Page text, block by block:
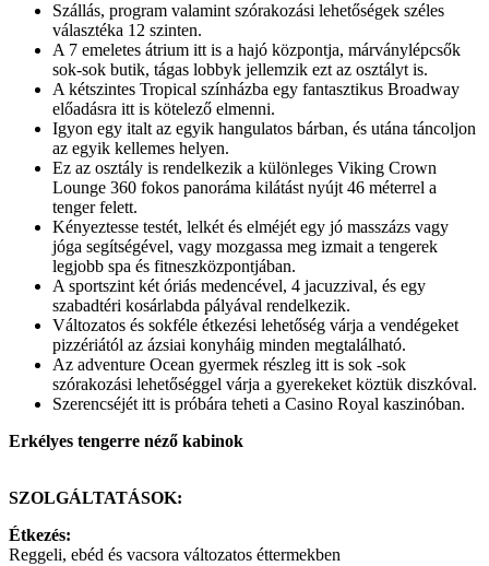
Szállás, program valamint szórakozási lehetőségek széles
választéka 12 szinten.
A 7 emeletes átrium itt is a hajó központja, márványlépcsők
sok-sok butik, tágas lobbyk jellemzik ezt az osztályt is.
A kétszintes Tropical színházba egy fantasztikus Broadway
előadásra itt is kötelező elmenni.
Igyon egy italt az egyik hangulatos bárban, és utána táncoljon
az egyik kellemes helyen.
Ez az osztály is rendelkezik a különleges Viking Crown
Lounge 360 fokos panoráma kilátást nyújt 46 méterrel a
tenger felett.
Kényeztesse testét, lelkét és elméjét egy jó masszázs vagy
jóga segítségével, vagy mozgassa meg izmait a tengerek
legjobb spa és fitneszközpontjában.
A sportszint két óriás medencével, 4 jacuzzival, és egy
szabadtéri kosárlabda pályával rendelkezik.
Változatos és sokféle étkezési lehetőség várja a vendégeket
pizzériától az ázsiai konyháig minden megtalálható.
Az adventure Ocean gyermek részleg itt is sok -sok
szórakozási lehetőséggel várja a gyerekeket köztük diszkóval.
Szerencséjét itt is próbára teheti a Casino Royal kaszinóban.
Erkélyes tengerre néző kabinok
SZOLGÁLTATÁSOK:
Étkezés:
Reggeli, ebéd és vacsora változatos éttermekben